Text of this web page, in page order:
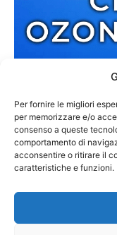
Per fornire le migliori
per memorizzare e/o
consenso a queste
comportamento di
acconsentire o ritirare il
caratteristiche e funzioni.